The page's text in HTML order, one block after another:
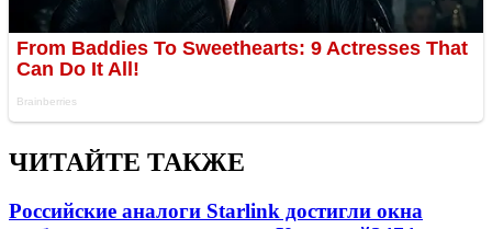
ЧИТАЙТЕ ТАКЖЕ
Российские аналоги Starlink достигли окна